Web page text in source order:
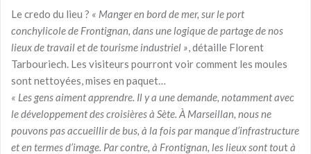
Le credo du lieu ? « Manger en bord de mer, sur le port
conchylicole de Frontignan, dans une logique de partage de nos
lieux de travail et de tourisme industriel », détaille Florent
Tarbouriech. Les visiteurs pourront voir comment les moules
sont nettoyées, mises en paquet…
« Les gens aiment apprendre. Il y a une demande, notamment avec
le développement des croisières à Sète. À Marseillan, nous ne
pouvons pas accueillir de bus, à la fois par manque d’infrastructure
et en termes d’image. Par contre, à Frontignan, les lieux sont toutà